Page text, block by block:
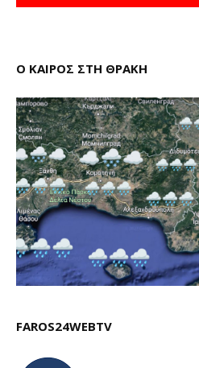
Ο ΚΑΙΡΟΣ ΣΤΗ ΘΡΑΚΗ
FAROS24WEBTV